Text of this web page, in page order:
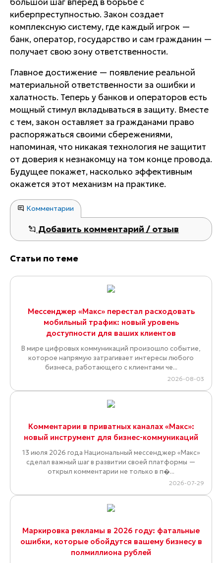
киберпреступностью. Закон создает
комплексную систему, где каждый игрок —
банк, оператор, государство и сам гражданин —
получает свою зону ответственности.
Главное достижение — появление реальной
материальной ответственности за ошибки и
халатность. Теперь у банков и операторов есть
мощный стимул вкладываться в защиту. Вместе
с тем, закон оставляет за гражданами право
распоряжаться своими сбережениями,
напоминая, что никакая технология не защитит
от доверия к незнакомцу на том конце провода.
Будущее покажет, насколько эффективным
окажется этот механизм на практике.
Комментарии
Добавить комментарий / отзыв
Статьи по теме
Мессенджер «Макс» перестал расходовать
мобильный трафик: новый уровень
доступности для ваших клиентов
В мире цифровых коммуникаций произошло событие,
которое напрямую затрагивает интересы любого
бизнеса, работающего с клиентами че...
2026-08-03
Комментарии в приватных каналах «Макс»:
новый инструмент для бизнес-коммуникаций
13 июля 2026 года Национальный мессенджер «Макс»
сделал важный шаг в развитии своей платформы —
открыл комментарии не только в п�...
2026-07-29
Маркировка рекламы в 2026 году: фатальные
ошибки, которые обойдутся вашему бизнесу в
полмиллиона рублей